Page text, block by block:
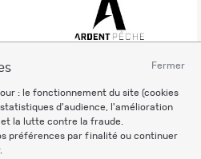
Fermer
: le fonctionnement du site (cookies
d'audience, l'amélioration
la lutte contre la fraude.
préférences par finalité ou continuer